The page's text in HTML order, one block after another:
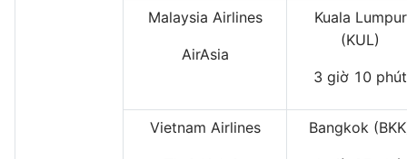
Malaysia Airlines
AirAsia
Kuala Lumpur
(KUL)
3 giờ 10 phút
Vietnam Airlines Bangkok